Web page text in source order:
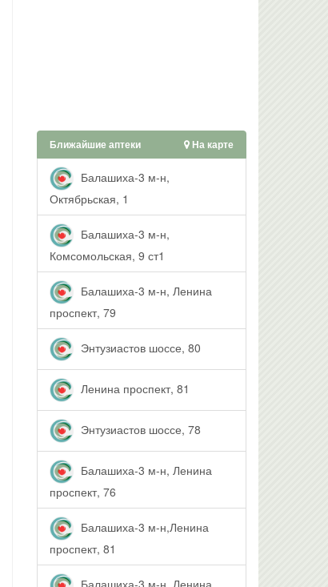
Ближайшие аптеки На карте
Балашиха-3 м-н,
Октябрьская, 1
Балашиха-3 м-н,
Комсомольская, 9 ст1
Балашиха-3 м-н, Ленина
проспект, 79
Энтузиастов шоссе, 80
Ленина проспект, 81
Энтузиастов шоссе, 78
Балашиха-3 м-н, Ленина
проспект, 76
Балашиха-3 м-н,Ленина
проспект, 81
Балашиха-3 м-н, Ленина